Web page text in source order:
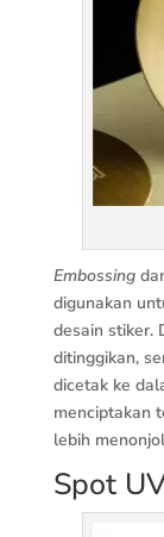
Embossing
digunakan
desain stiker.
ditinggikan,
dicetak ke
menciptakan
lebih
Spot